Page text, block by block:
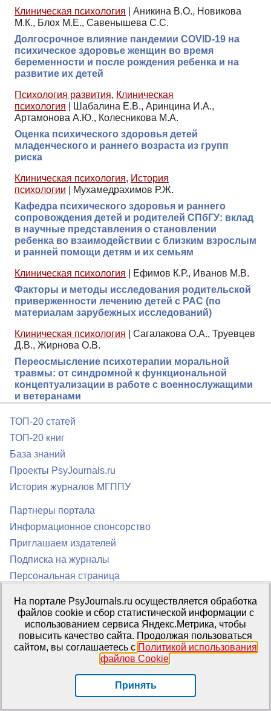
Клиническая психология
Аникина В.О., Новикова
М.К., Блох М.Е., Савенышева С.С.
Долгосрочное влияние пандемии COVID-19 на
психическое здоровье женщин во время
беременности и после рождения ребенка и на
развитие их детей
Психология развития, Клиническая
психология
Шабалина Е.В., Аринцина И.А.,
Артамонова А.Ю., Колесникова М.А.
Оценка психического здоровья детей
младенческого и раннего возраста из групп
риска
Клиническая психология, История
психологии
Мухамедрахимов Р.Ж.
Кафедра психического здоровья и раннего
сопровождения детей и родителей СПбГУ: вклад
в научные представления о становлении
ребенка во взаимодействии с близким взрослым
и ранней помощи детям и их семьям
Клиническая психология
Ефимов К.Р., Иванов М.В.
Факторы и методы исследования родительской
приверженности лечению детей с РАС (по
материалам зарубежных исследований)
Клиническая психология
Сагалакова О.А., Труевцев
Д.В., Жирнова О.В.
Переосмысление психотерапии моральной
травмы: от синдромной к функциональной
концептуализации в работе с военнослужащими
и ветеранами
ТОП-20 статей
ТОП-20 книг
База знаний
Проекты PsyJournals.ru
История журналов МГППУ
Партнеры портала
Информационное спонсорство
Приглашаем издателей
Подписка на журналы
Персональная страница
О портале
Медиакит
Контакты
Виртуальные фоны
Кодекс этики публикаций
На портале PsyJournals.ru осуществляется обработка
файлов cookie и сбор статистической информации с
использованием сервиса Яндекс.Метрика, чтобы
повысить качество сайта. Продолжая пользоваться
сайтом, вы соглашаетесь с Политикой использования
файлов Cookie.
Принять